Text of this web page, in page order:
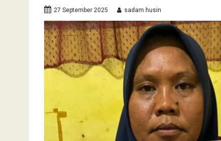
27 September 2025 sadam husin